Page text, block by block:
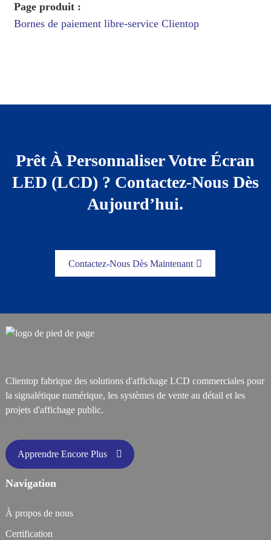
Page produit :
Bornes de paiement libre-service Clientop
Prêt À Personnaliser Votre Écran
LED (LCD) ? Contactez-Nous Dès
Aujourd’hui.
Contactez-Nous Dès Maintenant
Clientop fabrique des solutions d'affichage LCD commerciales pour
la signalétique numérique, les systèmes de vente au détail et les
projets d'affichage public.
Apprendre Encore Plus
Navigation
À propos de nous
Certification